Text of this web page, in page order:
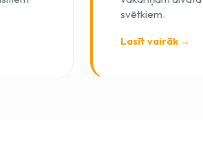
svētkiem.
Lasīt vairāk →